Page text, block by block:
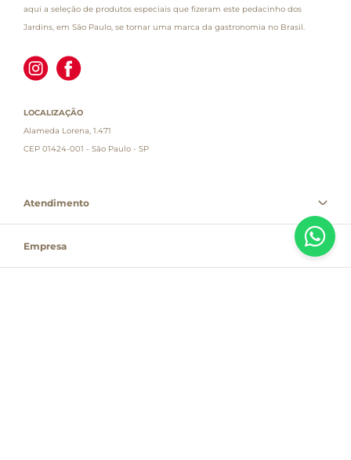
aqui a seleção de produtos especiais que fizeram este pedacinho dos
Jardins, em São Paulo, se tornar uma marca da gastronomia no Brasil.
LOCALIZAÇÃO
Alameda Lorena, 1.471
CEP 01424-001 - São Paulo - SP
Atendimento
Empresa